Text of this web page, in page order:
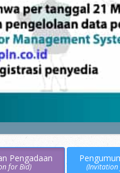
Pengadaan
for Bid) (Invitation